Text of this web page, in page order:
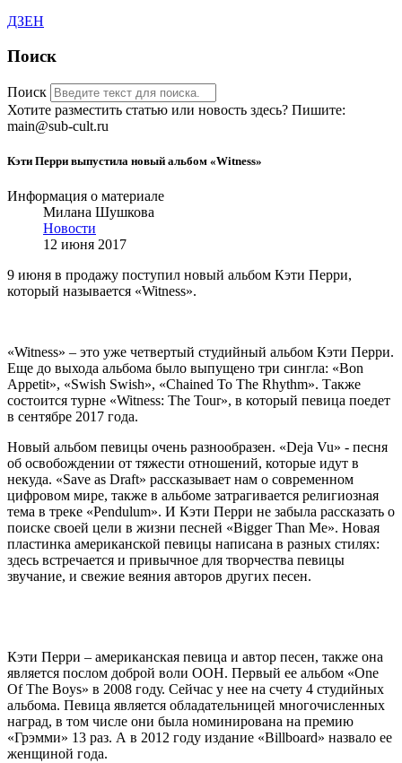
ДЗЕН
Поиск
Поиск
Хотите разместить статью или новость здесь? Пишите:
main@sub-cult.ru
Кэти Перри выпустила новый альбом «Witness»
Информация о материале
Милана Шушкова
Новости
12 июня 2017
9 июня в продажу поступил новый альбом Кэти Перри,
который называется «Witness».
«Witness» – это уже четвертый студийный альбом Кэти Перри.
Еще до выхода альбома было выпущено три сингла: «Bon
Appetit», «Swish Swish», «Chained To The Rhythm». Также
состоится турне «Witness: The Tour», в который певица поедет
в сентябре 2017 года.
Новый альбом певицы очень разнообразен. «Deja Vu» - песня
об освобождении от тяжести отношений, которые идут в
некуда. «Save as Draft» рассказывает нам о современном
цифровом мире, также в альбоме затрагивается религиозная
тема в треке «Pendulum». И Кэти Перри не забыла рассказать о
поиске своей цели в жизни песней «Bigger Than Me». Новая
пластинка американской певицы написана в разных стилях:
здесь встречается и привычное для творчества певицы
звучание, и свежие веяния авторов других песен.
Кэти Перри – американская певица и автор песен, также она
является послом доброй воли ООН. Первый ее альбом «One
Of The Boys» в 2008 году. Сейчас у нее на счету 4 студийных
альбома. Певица является обладательницей многочисленных
наград, в том числе они была номинирована на премию
«Грэмми» 13 раз. А в 2012 году издание «Billboard» назвало ее
женщиной года.